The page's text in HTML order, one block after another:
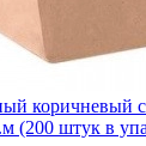
коричневый
(200 штук в